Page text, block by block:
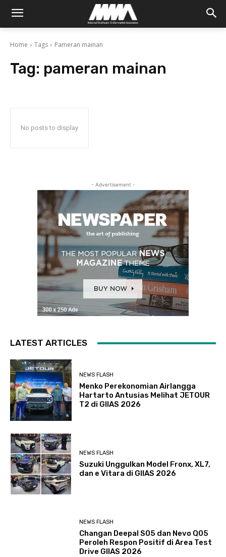
Home Tags Pameran mainan
Tag: pameran mainan
No posts to display
- Advertisement -
LATEST ARTICLES
NEWS FLASH
Menko Perekonomian Airlangga
Hartarto Antusias Melihat JETOUR
T2 di GIIAS 2026
NEWS FLASH
Suzuki Unggulkan Model Fronx, XL7,
dan e Vitara di GIIAS 2026
NEWS FLASH
Changan Deepal S05 dan Nevo Q05
Peroleh Respon Positif di Area Test
Drive GIIAS 2026